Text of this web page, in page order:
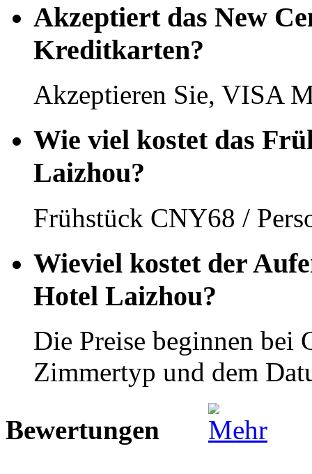
Akzeptiert das New
Kreditkarten?
Akzeptieren Sie, VISA
Wie viel kostet das
Laizhou?
Frühstück CNY68 /
Wieviel kostet der
Hotel Laizhou?
Die Preise beginnen bei
Zimmertyp und dem
Bewertungen